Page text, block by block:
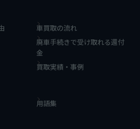
車買取の流れ
廃車手続きで受け取れる還付
金
買取実績・事例
用語集